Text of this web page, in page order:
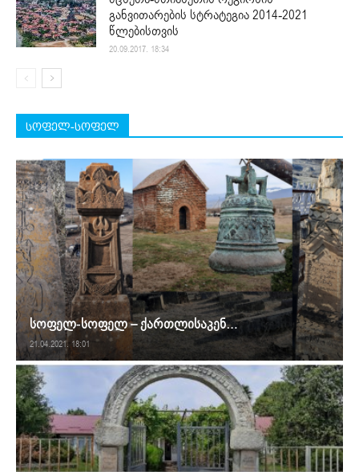
განვითარების სტრატეგია 2014-2021
წლებისთვის
20.09.2017. 18:34
სოფელ-სოფელ
სოფელ-სოფელ – ქართლისაკენ…
21.04.2021. 18:01